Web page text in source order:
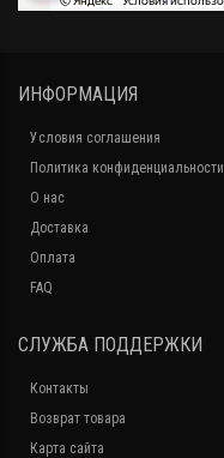
ИНФОРМАЦИЯ
Условия соглашения
Политика конфиденциальности
О нас
Доставка
Оплата
FAQ
СЛУЖБА ПОДДЕРЖКИ
Контакты
Возврат товара
Карта сайта